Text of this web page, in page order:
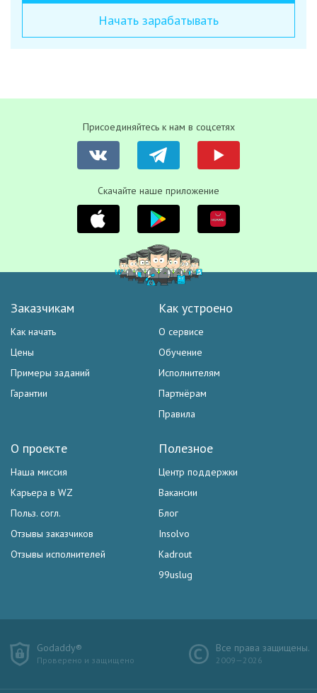
Начать зарабатывать
Присоединяйтесь к нам в соцсетях
Скачайте наше приложение
Заказчикам
Как начать
Цены
Примеры заданий
Гарантии
Как устроено
О сервисе
Обучение
Исполнителям
Партнёрам
Правила
Полезное
Центр поддержки
Вакансии
Блог
Insolvo
Kadrout
99uslug
О проекте
Наша миссия
Карьера в WZ
Польз. согл.
Отзывы заказчиков
Отзывы исполнителей
Godaddy®
Проверено и защищено
Все права защищены.
2009—2026